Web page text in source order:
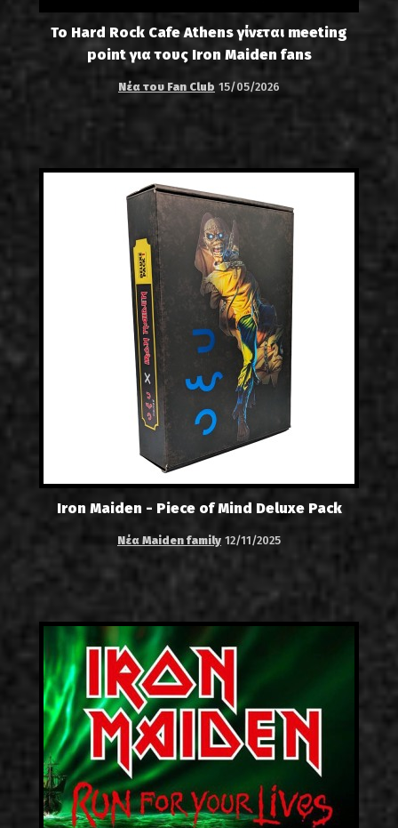
Το Hard Rock Cafe Athens γίνεται meeting
point για τους Iron Maiden fans
Νέα του Fan Club 15/05/2026
Iron Maiden - Piece of Mind Deluxe Pack
Νέα Maiden family 12/11/2025